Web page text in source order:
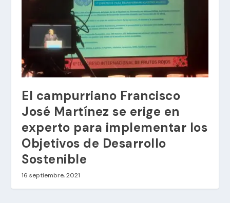
El campurriano Francisco
José Martínez se erige en
experto para implementar los
Objetivos de Desarrollo
Sostenible
16 septiembre, 2021